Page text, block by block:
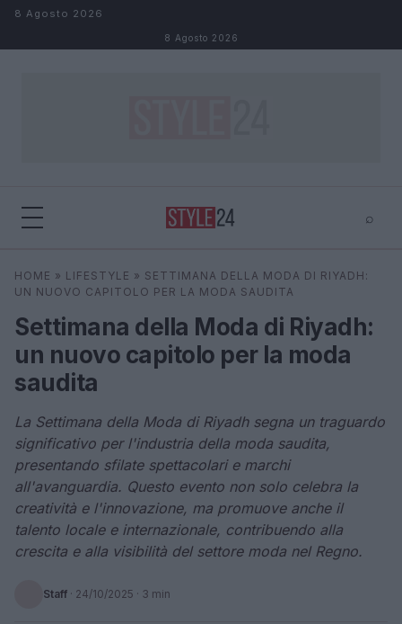
Salta al contenuto
8 Agosto 2026
8 Agosto 2026
⌕
Cerca ⌕ ×
HOME » LIFESTYLE » SETTIMANA DELLA MODA DI RIYADH:
UN NUOVO CAPITOLO PER LA MODA SAUDITA
Settimana della Moda di Riyadh:
un nuovo capitolo per la moda
saudita
La Settimana della Moda di Riyadh segna un traguardo
significativo per l'industria della moda saudita,
presentando sfilate spettacolari e marchi
all'avanguardia. Questo evento non solo celebra la
creatività e l'innovazione, ma promuove anche il
talento locale e internazionale, contribuendo alla
crescita e alla visibilità del settore moda nel Regno.
Staff · 24/10/2025 · 3 min